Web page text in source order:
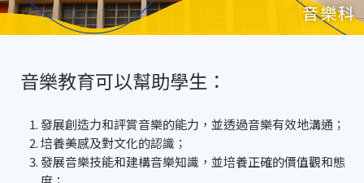
音樂科
音樂教育可以幫助學生：
發展創造力和評賞音樂的能力，並透過音樂有效地溝通；
培養美感及對文化的認識；
發展音樂技能和建構音樂知識，並培養正確的價值觀和態